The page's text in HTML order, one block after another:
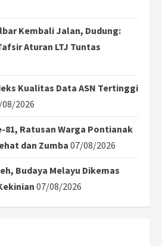
Kembali Jalan, Dudung:
Aturan LTJ Tuntas
Kualitas Data ASN Tertinggi
2026
81, Ratusan Warga Pontianak
dan Zumba 07/08/2026
Budaya Melayu Dikemas
07/08/2026